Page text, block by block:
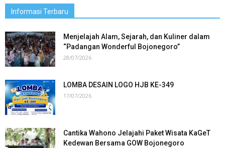
Informasi Terbaru
Menjelajah Alam, Sejarah, dan Kuliner dalam
“Padangan Wonderful Bojonegoro”
28/07/2026
LOMBA DESAIN LOGO HJB KE-349
17/07/2026
Cantika Wahono Jelajahi Paket Wisata KaGeT
Kedewan Bersama GOW Bojonegoro